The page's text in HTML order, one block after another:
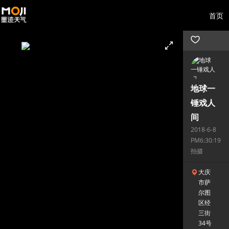
首页
地球一
锤戏人
间
2018-6-8
PM6:30:19
拍摄
大庆
市萨
尔图
区经
三街
34号